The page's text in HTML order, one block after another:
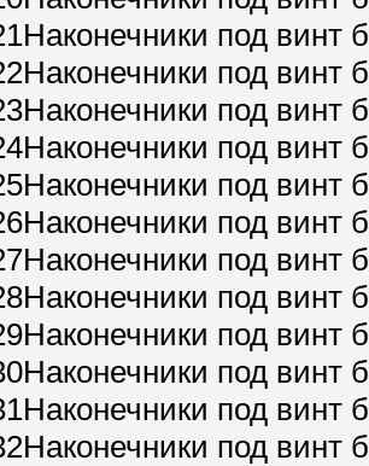
под винт
под винт
под винт
под винт
под винт
под винт
под винт
под винт
под винт
под винт
под винт
под винт